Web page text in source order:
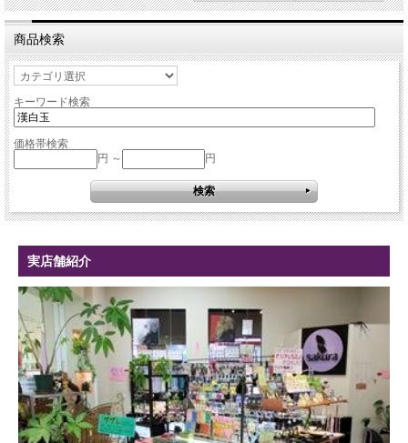
商品検索
キーワード検索
価格帯検索
円 ～
円
実店舗紹介